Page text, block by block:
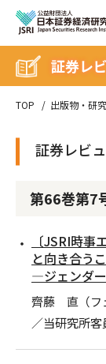
TOP 出版物・研
証券レ
証券レビ
第66巻第7
〔JSRI時
と向き合う
―ジェンダ
齊藤 直（フ
／当研究所客